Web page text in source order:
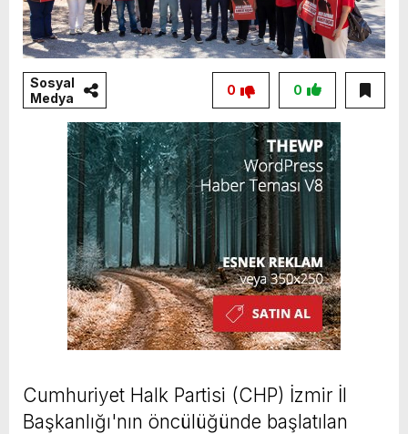
Sosyal
Medya
0
0
Cumhuriyet Halk Partisi (CHP) İzmir İl
Başkanlığı'nın öncülüğünde başlatılan